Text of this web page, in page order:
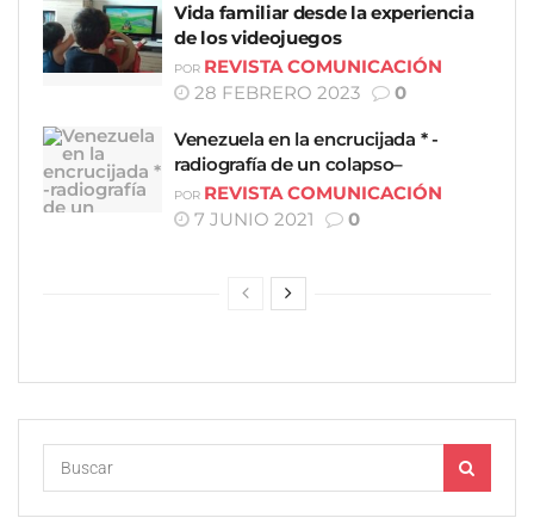
Vida familiar desde la experiencia
de los videojuegos
POR REVISTA COMUNICACIÓN
28 FEBRERO 2023
0
Venezuela en la encrucijada * -
radiografía de un colapso–
POR REVISTA COMUNICACIÓN
7 JUNIO 2021
0